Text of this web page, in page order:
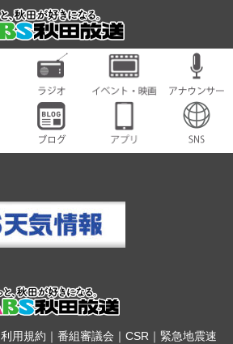
利用規約 ｜ 番組審議会 ｜ CSR｜ 緊急地震速